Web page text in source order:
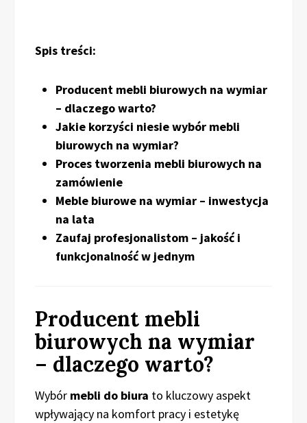
Spis treści:
Producent mebli biurowych na wymiar
– dlaczego warto?
Jakie korzyści niesie wybór mebli
biurowych na wymiar?
Proces tworzenia mebli biurowych na
zamówienie
Meble biurowe na wymiar – inwestycja
na lata
Zaufaj profesjonalistom – jakość i
funkcjonalność w jednym
Producent mebli
biurowych na wymiar
– dlaczego warto?
Wybór mebli do biura to kluczowy aspekt
wpływający na komfort pracy i estetykę